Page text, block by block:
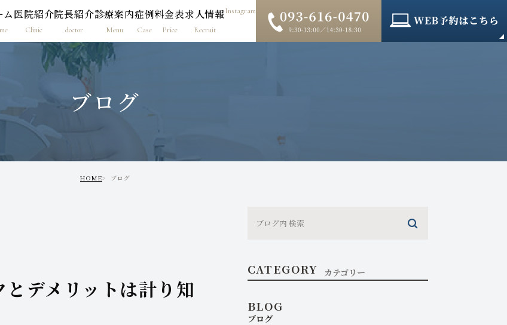
ム医院紹介
Clinic
院長紹介
doctor
診療案内
Menu
症例
Case
料金表
Price
求人情報
Recruit
Instagram
ブログ
HOME ブログ
デメリットは計り知
CATEGORY カテゴリー
BLOG
ブログ